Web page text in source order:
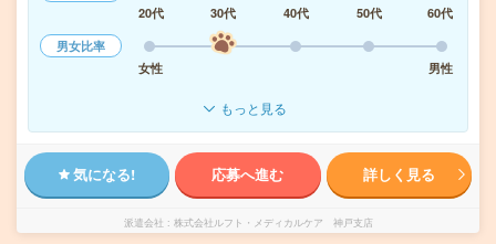
20代
30代 40代 50代
60代
男女比率
女性
男性
もっと見る
気になる! 応募へ進む 詳しく見る
派遣会社 株式会社ルフト・メディカルケア 神戸支店